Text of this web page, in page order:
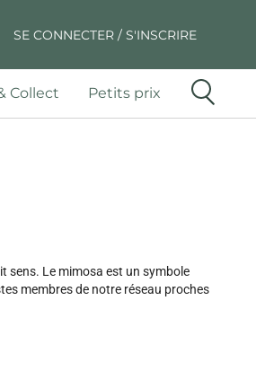
SE CONNECTER / S'INSCRIRE
Collect Petits prix
sens. Le mimosa est un symbole
membres de notre réseau proches